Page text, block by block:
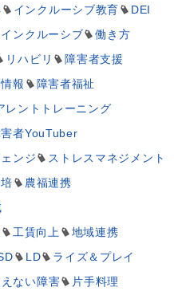
インクルーシブ教育
DEI
インクルーシブ
働き方
リハビリ
障害者支援
報
障害者福祉
レントトレーニング
害者YouTuber
ンジ
ストレスマネジメント
農福連携
工賃向上
地域連携
LD
ライズ＆プレイ
えない障害
片手料理